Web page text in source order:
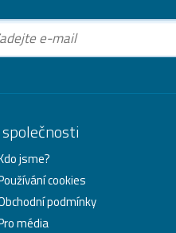
jsme?
cookies
podmínky
média